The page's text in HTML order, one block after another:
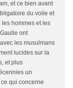
et ce bien avant
du voile et
les hommes et les
ont
les musulmans
lucides sur la
et plus
un
qui concerne